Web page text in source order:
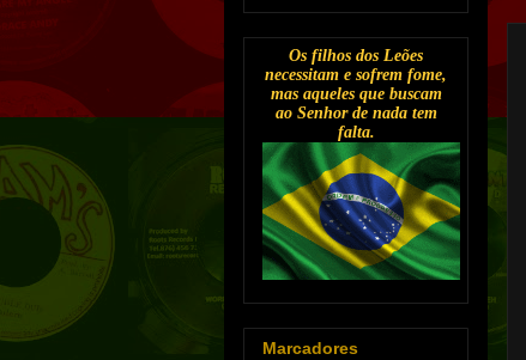
Os filhos dos Leões
necessitam e sofrem fome,
mas aqueles que buscam
ao Senhor de nada tem
falta.
Marcadores